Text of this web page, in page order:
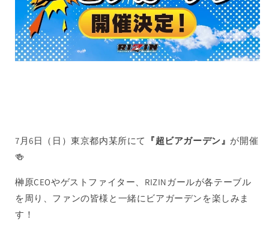
7月6日（日）東京都内某所にて 『超ビアガーデン 』 が開催
🍻
榊原CEOやゲストファイター、RIZINガールが各テーブル
を周り、ファンの皆様と一緒にビアガーデンを楽しみま
す！